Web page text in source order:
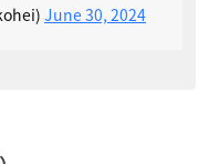
June 30, 2024